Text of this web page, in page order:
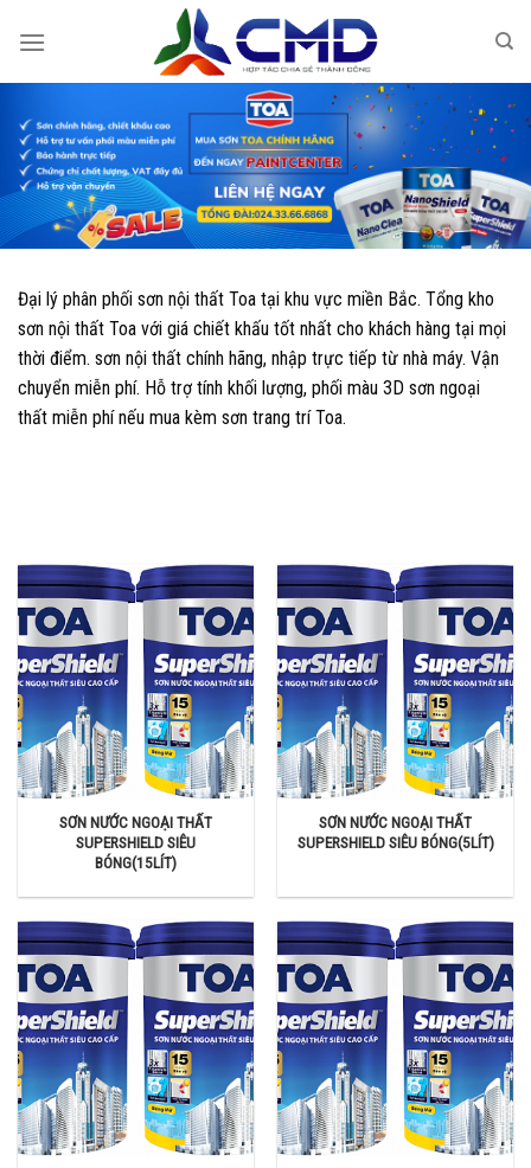
Đại lý phân phối sơn nội thất Toa tại khu vực miền Bắc. Tổng kho
sơn nội thất Toa với giá chiết khấu tốt nhất cho khách hàng tại mọi
thời điểm. sơn nội thất chính hãng, nhập trực tiếp từ nhà máy. Vận
chuyển miễn phí. Hỗ trợ tính khối lượng, phối màu 3D sơn ngoại
thất miễn phí nếu mua kèm sơn trang trí Toa.
SƠN NƯỚC NGOẠI THẤT
SUPERSHIELD SIÊU
BÓNG(15LÍT)
SƠN NƯỚC NGOẠI THẤT
SUPERSHIELD SIÊU BÓNG(5LÍT)